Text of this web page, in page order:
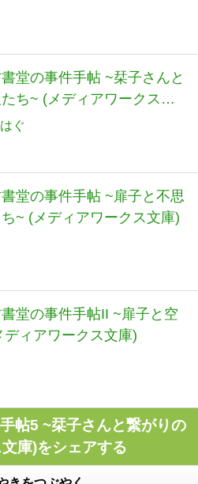
堂の事件手帖 ~栞子さんと
ち~ (メディアワークス文
ぐ
堂の事件手帖 ~扉子と不思
~ (メディアワークス文庫)
堂の事件手帖II ~扉子と空
ディアワークス文庫)
帖5 ~栞子さんと繋がりの
庫)をシェアする